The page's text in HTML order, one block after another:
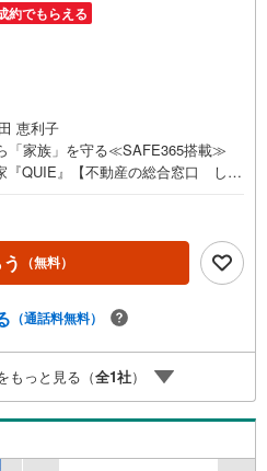
約でもらえる
恵利子
「家族」を守る≪SAFE365搭載≫
『QUIE』【不動産の総合窓口 しろ
時間365日サポートSAFE365で地
QUIE】住宅性能評価で『耐震等級
族の「安全」と「笑顔」を守ります新
守【4LDK】 価格（税込） 2,988
た方も是非一度ご相談ください
（無料）
（通話料無料）
もっと見る（全1社）